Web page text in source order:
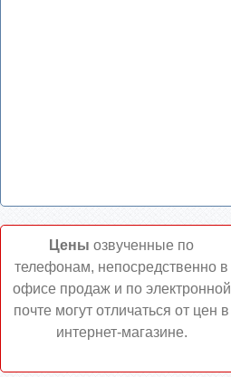
Цены озвученные по
телефонам, непосредственно в
офисе продаж и по электронной
почте могут отличаться от цен в
интернет-магазине.